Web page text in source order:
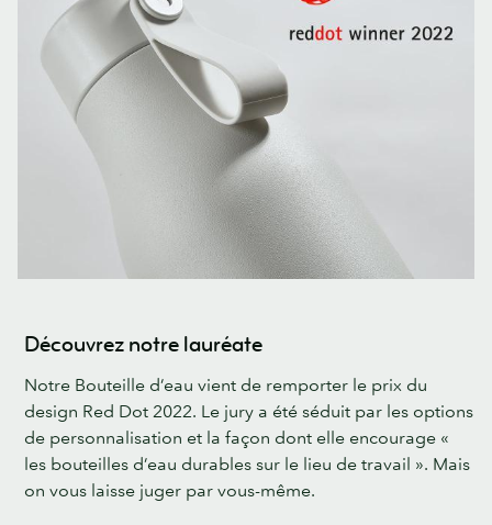
Découvrez notre lauréate
Notre Bouteille d’eau vient de remporter le prix du
design Red Dot 2022. Le jury a été séduit par les options
de personnalisation et la façon dont elle encourage «
les bouteilles d’eau durables sur le lieu de travail ». Mais
on vous laisse juger par vous-même.